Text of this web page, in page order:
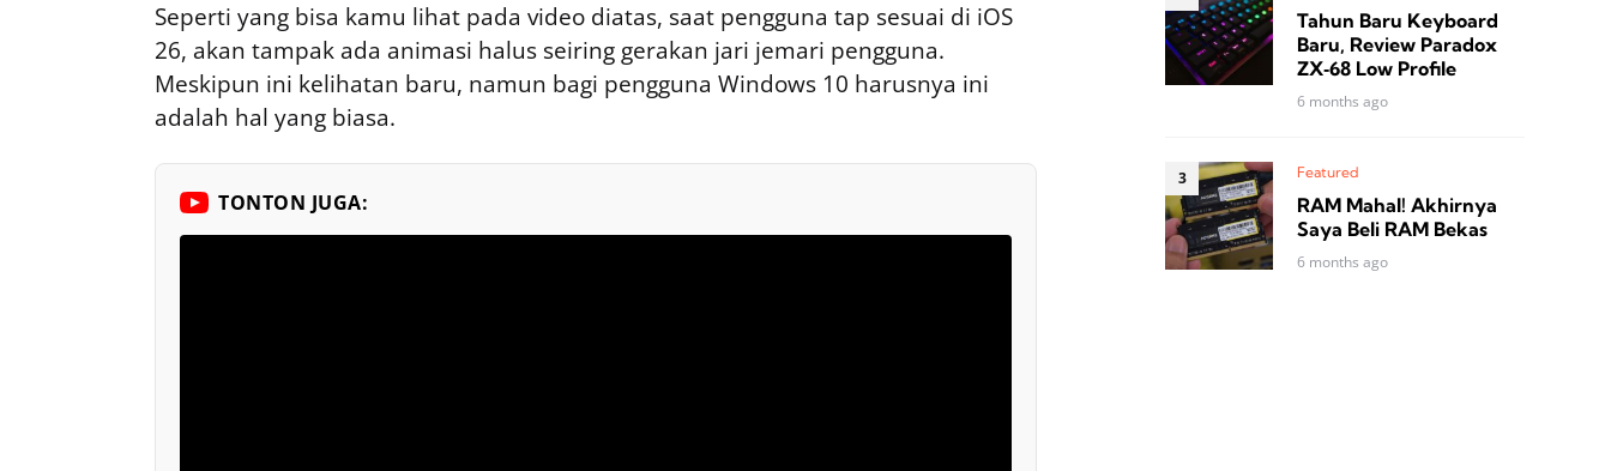
Seperti yang bisa kamu lihat pada video diatas, saat pengguna tap sesuai di iOS
26, akan tampak ada animasi halus seiring gerakan jari jemari pengguna.
Meskipun ini kelihatan baru, namun bagi pengguna Windows 10 harusnya ini
adalah hal yang biasa.
TONTON JUGA:
Tahun Baru Keyboard
Baru, Review Paradox
ZX‑68 Low Profile
6 months ago
Featured
RAM Mahal! Akhirnya
Saya Beli RAM Bekas
6 months ago